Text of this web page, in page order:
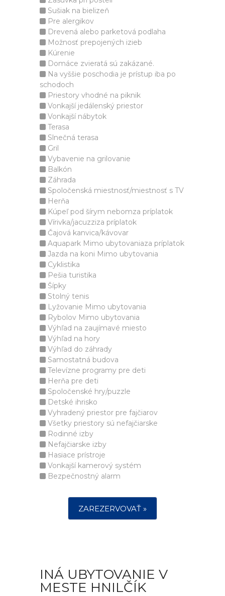
Sušiak na bielizeň
Pre alergikov
Drevená alebo parketová podlaha
Možnosť prepojených izieb
Kúrenie
Domáce zvieratá sú zakázané.
Na vyššie poschodia je prístup iba po
schodoch
Priestory vhodné na piknik
Vonkajší jedálenský priestor
Vonkajší nábytok
Terasa
Slnečná terasa
Gril
Vybavenie na grilovanie
Balkón
Záhrada
Spoločenská miestnosť/miestnosť s TV
Herňa
Kúpeľ pod šírym nebomza príplatok
Vírivka/jacuzziza príplatok
Čajová kanvica/kávovar
Aquapark Mimo ubytovaniaza príplatok
Jazda na koni Mimo ubytovania
Cyklistika
Pešia turistika
Šípky
Stolný tenis
Lyžovanie Mimo ubytovania
Rybolov Mimo ubytovania
Výhľad na zaujímavé miesto
Výhľad na hory
Výhľad do záhrady
Samostatná budova
Televízne programy pre deti
Herňa pre deti
Spoločenské hry/puzzle
Detské ihrisko
Vyhradený priestor pre fajčiarov
Všetky priestory sú nefajčiarske
Rodinné izby
Nefajčiarske izby
Hasiace prístroje
Vonkajší kamerový systém
Bezpečnostný alarm
ZAREZERVOVAŤ »
INÁ UBYTOVANIE V
MESTE HNILČÍK